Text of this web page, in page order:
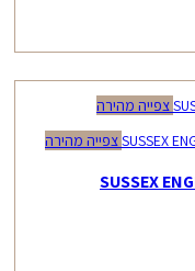
צפייה מהירה
צפייה מהירה